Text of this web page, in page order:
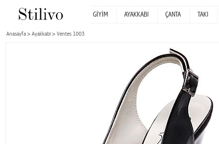
GİYİM AYAKKABI ÇANTA TAKI
Anasayfa Ayakkabı Ventes 1003